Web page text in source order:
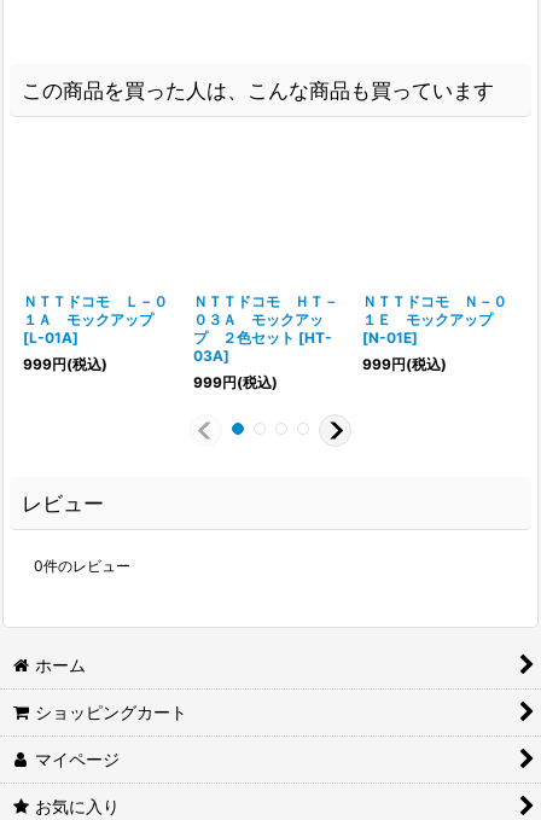
この商品を買った人は、こんな商品も買っています
ＮＴＴドコモ Ｌ－０
１Ａ モックアップ
[L-01A]
999円(税込)
ＮＴＴドコモ ＨＴ－
０３Ａ モックアッ
プ ２色セット [HT-
03A]
999円(税込)
ＮＴＴドコモ Ｎ－０
１Ｅ モックアップ
[N-01E]
999円(税込)
レビュー
0件のレビュー
ホーム
ショッピングカート
マイページ
お気に入り